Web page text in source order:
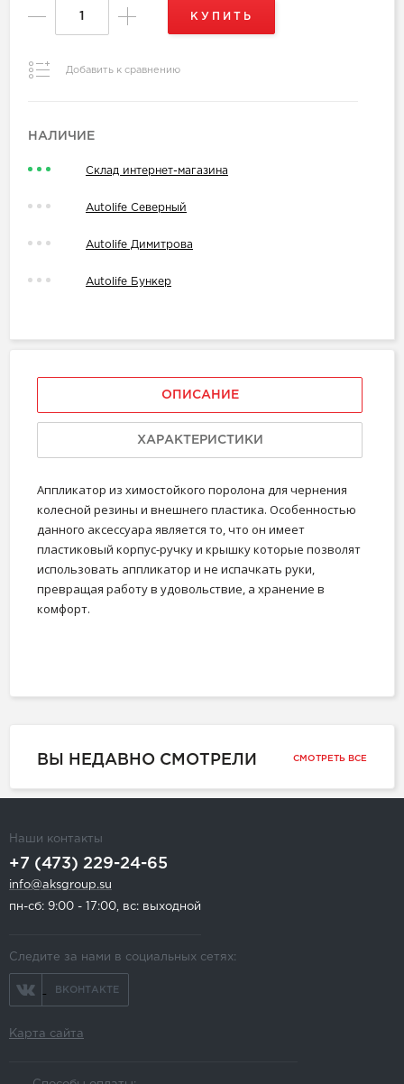
КУПИТЬ
Добавить к сравнению
НАЛИЧИЕ
Склад интернет-магазина
Autolife Северный
Autolife Димитрова
Autolife Бункер
ОПИСАНИЕ
ХАРАКТЕРИСТИКИ
Аппликатор из химостойкого поролона для чернения
колесной резины и внешнего пластика. Особенностью
данного аксессуара является то, что он имеет
пластиковый корпус-ручку и крышку которые позволят
использовать аппликатор и не испачкать руки,
превращая работу в удовольствие, а хранение в
комфорт.
ВЫ НЕДАВНО СМОТРЕЛИ СМОТРЕТЬ ВСЕ
Наши контакты
+7 (473) 229-24-65
info@aksgroup.su
пн-сб: 9:00 - 17:00, вс: выходной
Следите за нами в социальных сетях:
ВКОНТАКТЕ
Карта сайта